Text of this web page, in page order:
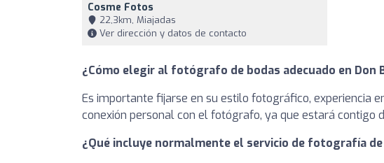
Cosme Fotos
22,3km, Miajadas
Ver dirección y datos de contacto
¿Cómo elegir al fotógrafo de bodas adecuado en Don
Es importante fijarse en su estilo fotográfico, experiencia
conexión personal con el fotógrafo, ya que estará contigo
¿Qué incluye normalmente el servicio de fotografía de